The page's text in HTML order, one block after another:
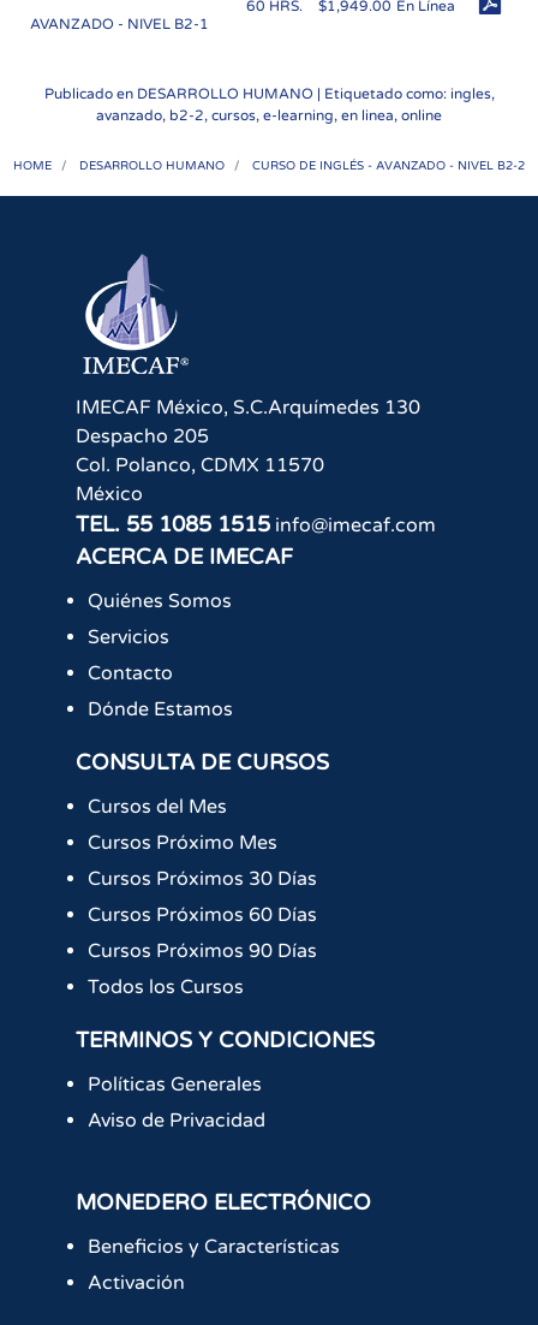
AVANZADO - NIVEL B2-1
60 HRS. $1,949.00 En Línea
Publicado en DESARROLLO HUMANO | Etiquetado como: ingles,
avanzado, b2-2, cursos, e-learning, en linea, online
HOME DESARROLLO HUMANO CURSO DE INGLÉS - AVANZADO - NIVEL B2-2
IMECAF México, S.C.Arquímedes 130
Despacho 205
Col. Polanco, CDMX 11570
México
TEL. 55 1085 1515 info@imecaf.com
ACERCA DE IMECAF
Quiénes Somos
Servicios
Contacto
Dónde Estamos
CONSULTA DE CURSOS
Cursos del Mes
Cursos Próximo Mes
Cursos Próximos 30 Días
Cursos Próximos 60 Días
Cursos Próximos 90 Días
Todos los Cursos
TERMINOS Y CONDICIONES
Políticas Generales
Aviso de Privacidad
MONEDERO ELECTRÓNICO
Beneficios y Características
Activación